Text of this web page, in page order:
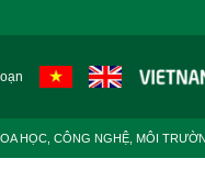
HỌC, CÔNG NGHỆ, MÔI